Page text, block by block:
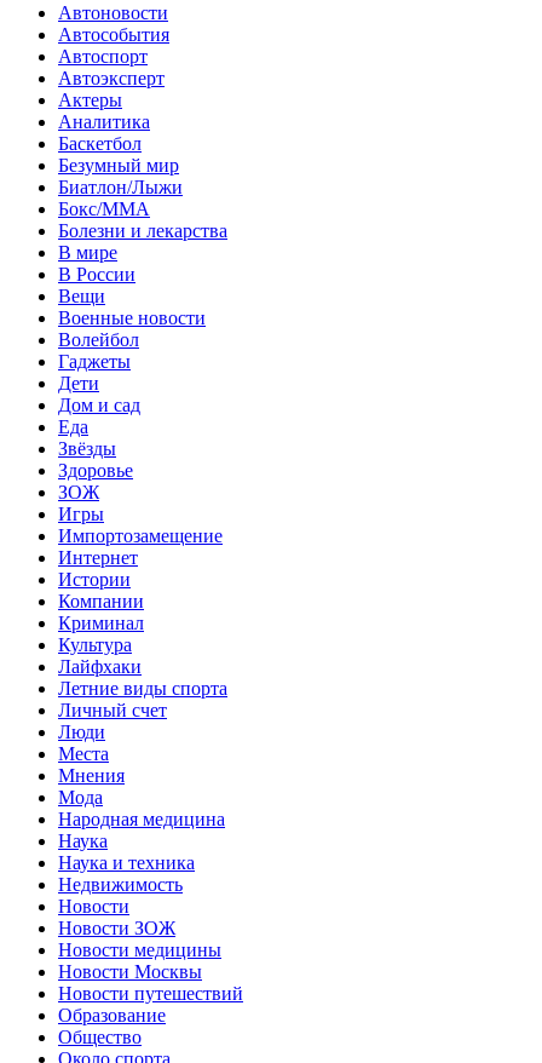
Автоновости
Автособытия
Автоспорт
Автоэксперт
Актеры
Аналитика
Баскетбол
Безумный мир
Биатлон/Лыжи
Бокс/MMA
Болезни и лекарства
В мире
В России
Вещи
Военные новости
Волейбол
Гаджеты
Дети
Дом и сад
Еда
Звёзды
Здоровье
ЗОЖ
Игры
Импортозамещение
Интернет
Истории
Компании
Криминал
Культура
Лайфхаки
Летние виды спорта
Личный счет
Люди
Места
Мнения
Мода
Народная медицина
Наука
Наука и техника
Недвижимость
Новости
Новости ЗОЖ
Новости медицины
Новости Москвы
Новости путешествий
Образование
Общество
Около спорта